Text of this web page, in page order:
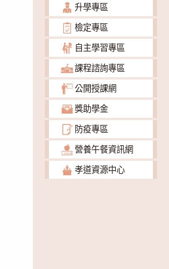
升學專區
檢定專區
自主學習專區
課程諮詢專區
公開授課網
獎助學金
防疫專區
營養午餐資訊網
孝道資源中心